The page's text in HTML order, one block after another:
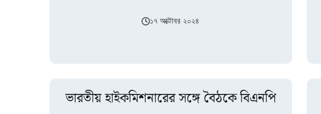
১৭ অক্টোবর ২০২৪
ভারতীয় হাইকমিশনারের সঙ্গে বৈঠকে বিএনপি